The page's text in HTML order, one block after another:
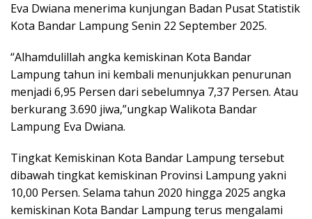
Eva Dwiana menerima kunjungan Badan Pusat Statistik
Kota Bandar Lampung Senin 22 September 2025.
“Alhamdulillah angka kemiskinan Kota Bandar
Lampung tahun ini kembali menunjukkan penurunan
menjadi 6,95 Persen dari sebelumnya 7,37 Persen. Atau
berkurang 3.690 jiwa,”ungkap Walikota Bandar
Lampung Eva Dwiana.
Tingkat Kemiskinan Kota Bandar Lampung tersebut
dibawah tingkat kemiskinan Provinsi Lampung yakni
10,00 Persen. Selama tahun 2020 hingga 2025 angka
kemiskinan Kota Bandar Lampung terus mengalami